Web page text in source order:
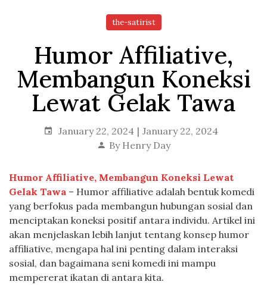
the-satirist
Humor Affiliative,
Membangun Koneksi
Lewat Gelak Tawa
January 22, 2024
January 22, 2024
By Henry Day
Humor Affiliative, Membangun Koneksi Lewat
Gelak Tawa – Humor affiliative adalah bentuk komedi
yang berfokus pada membangun hubungan sosial dan
menciptakan koneksi positif antara individu. Artikel ini
akan menjelaskan lebih lanjut tentang konsep humor
affiliative, mengapa hal ini penting dalam interaksi
sosial, dan bagaimana seni komedi ini mampu
mempererat ikatan di antara kita.